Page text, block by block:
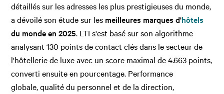
détaillés sur les adresses les plus prestigieuses du monde,
a dévoilé son étude sur les meilleures marques d'hôtels
du monde en 2025. LTI s'est basé sur son algorithme
analysant 130 points de contact clés dans le secteur de
l'hôtellerie de luxe avec un score maximal de 4.663 points,
converti ensuite en pourcentage. Performance
globale, qualité du personnel et de la direction,